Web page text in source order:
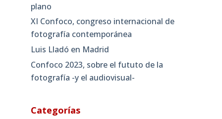
plano
XI Confoco, congreso internacional de
fotografía contemporánea
Luis Lladó en Madrid
Confoco 2023, sobre el fututo de la
fotografía -y el audiovisual-
Categorías